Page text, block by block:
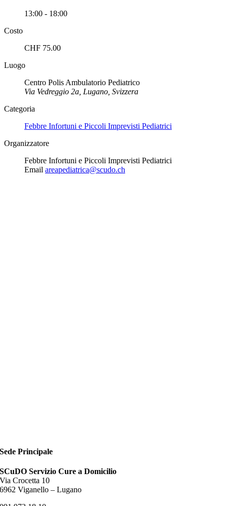
13:00 - 18:00
Costo
CHF 75.00
Luogo
Centro Polis Ambulatorio Pediatrico
Via Vedreggio 2a, Lugano, Svizzera
Categoria
Febbre Infortuni e Piccoli Imprevisti Pediatrici
Organizzatore
Febbre Infortuni e Piccoli Imprevisti Pediatrici
Email areapediatrica@scudo.ch
Sede Principale
SCuDO Servizio Cure a Domicilio
Via Crocetta 10
6962 Viganello – Lugano